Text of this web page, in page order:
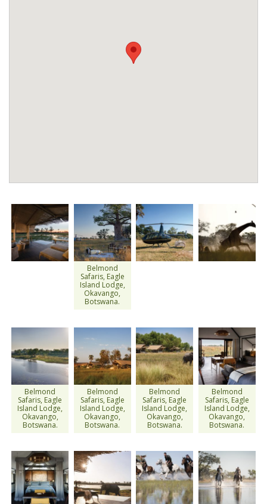
Belmond
Safaris, Eagle
Island Lodge,
Okavango,
Botswana.
Belmond
Safaris, Eagle
Island Lodge,
Okavango,
Botswana.
Belmond
Safaris, Eagle
Island Lodge,
Okavango,
Botswana.
Belmond
Safaris, Eagle
Island Lodge,
Okavango,
Botswana.
Belmond
Safaris, Eagle
Island Lodge,
Okavango,
Botswana.